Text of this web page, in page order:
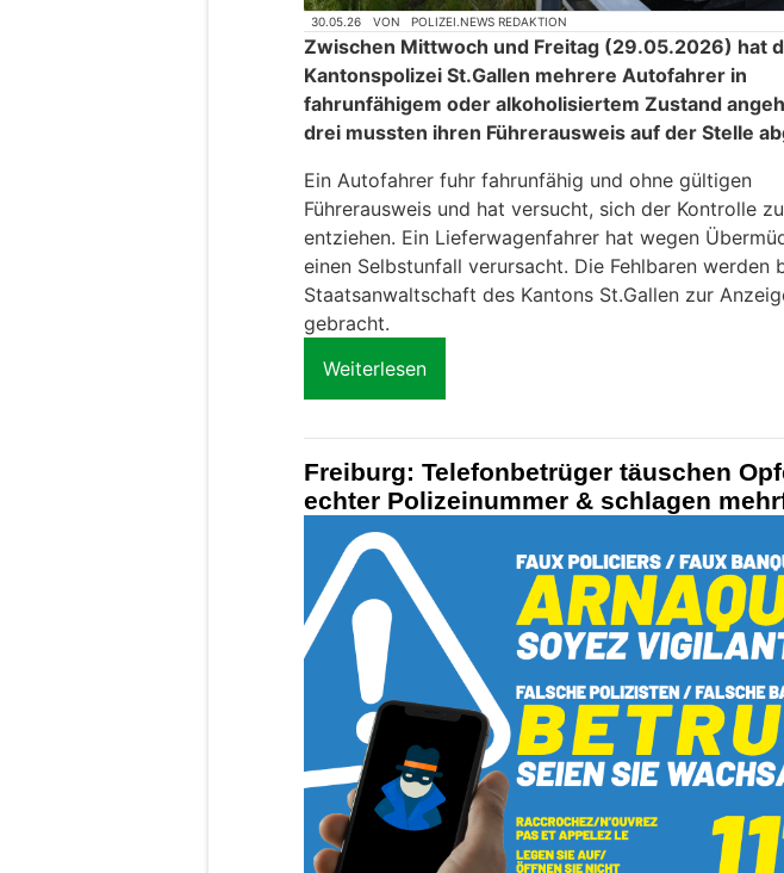
30.05.26 VON POLIZEI.NEWS REDAKTION
Zwischen Mittwoch und Freitag (29.05.2026) hat
Kantonspolizei St.Gallen mehrere Autofahrer in
fahrunfähigem oder alkoholisiertem Zustand
drei mussten ihren Führerausweis auf der Stelle
Ein Autofahrer fuhr fahrunfähig und ohne gültigen
Führerausweis und hat versucht, sich der Kontrolle zu
entziehen. Ein Lieferwagenfahrer hat wegen
einen Selbstunfall verursacht. Die Fehlbaren werden
Staatsanwaltschaft des Kantons St.Gallen zur
gebracht.
Weiterlesen
Freiburg: Telefonbetrüger täuschen
echter Polizeinummer & schlagen